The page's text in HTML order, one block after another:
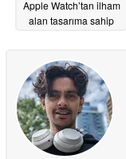
Apple Watch’tan ilham
alan tasarıma sahip